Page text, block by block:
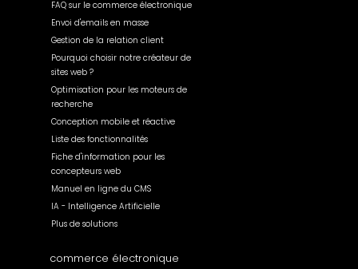
FAQ sur le commerce électronique
Envoi d'emails en masse
Gestion de la relation client
Pourquoi choisir notre créateur de
sites web ?
Optimisation pour les moteurs de
recherche
Conception mobile et réactive
Liste des fonctionnalités
Fiche d'information pour les
concepteurs web
Manuel en ligne du CMS
IA - Intelligence Artificielle
Plus de solutions
commerce électronique